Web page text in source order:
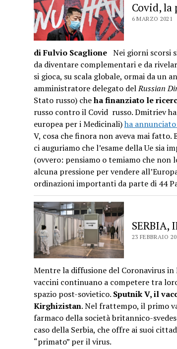
Covid,
6 MARZO 2021
di Fulvio ScaglioneNei giorni scorsi
da diventare complementari e da
si gioca, su scala globale, ormai da un
amministratore delegato delRussian
Stato russo) cheha finanziato le
russo contro il Covid russo. Dmitriev
europea per i Medicinali)ha
V, cosa che finora non aveva mai
ci auguriamo che l’esame della Ue
(ovvero: pensiamo o temiamo che non
alcuna pressione per vendere
ordinazioni importanti da parte di 44
SERBIA,
23 FEBBRAIO
Mentre la diffusione del Coronavirus
vaccini continuano a competere tra
spazio post-sovietico. Sputnik V, il
Kirghizistan. Nel frattempo, il primo
farmaco della società britannico-
caso della Serbia, che offre ai suoi
“primato” per il virus.